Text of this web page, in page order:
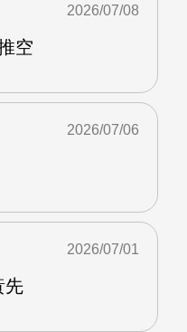
空
2026/07/08
2026/07/06
先
2026/07/01